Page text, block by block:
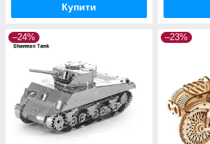
Купити
–24% –23%